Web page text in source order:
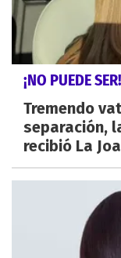
¡NO PUEDE SER!
Tremendo
separación,
recibió La